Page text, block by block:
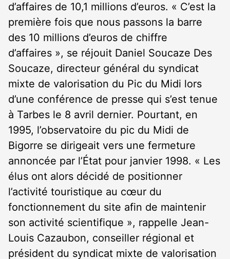
d’affaires de 10,1 millions d’euros. « C’est la
première fois que nous passons la barre
des 10 millions d’euros de chiffre
d’affaires », se réjouit Daniel Soucaze Des
Soucaze, directeur général du syndicat
mixte de valorisation du Pic du Midi lors
d’une conférence de presse qui s’est tenue
à Tarbes le 8 avril dernier. Pourtant, en
1995, l’observatoire du pic du Midi de
Bigorre se dirigeait vers une fermeture
annoncée par l’État pour janvier 1998. « Les
élus ont alors décidé de positionner
l’activité touristique au cœur du
fonctionnement du site afin de maintenir
son activité scientifique », rappelle Jean-
Louis Cazaubon, conseiller régional et
président du syndicat mixte de valorisation